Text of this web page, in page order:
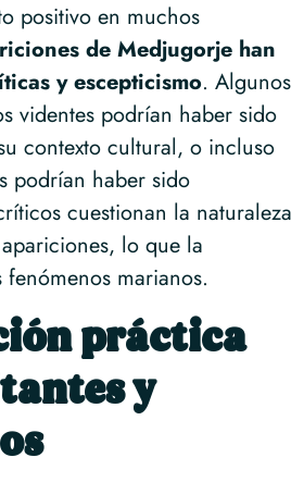
positivo en muchos
de Medjugorje han
y escepticismo. Algunos
videntes podrían haber sido
contexto cultural, o incluso
podrían haber sido
cuestionan la naturaleza
lo que la
marianos.
práctica
y